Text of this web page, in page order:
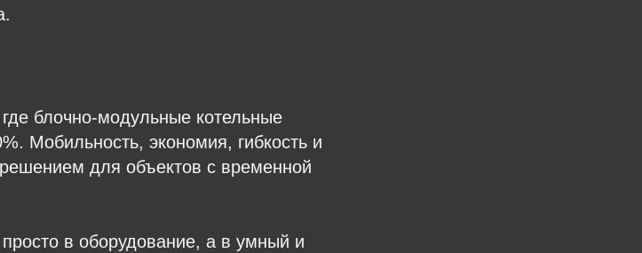
блочно-модульные котельные
Мобильность, экономия, гибкость и
для объектов с временной
в оборудование, а в умный и